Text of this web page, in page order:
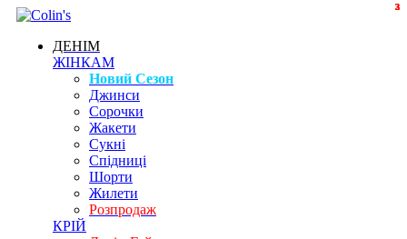
ДЕНІМ
ЖІНКАМ
Новий Сезон
Джинси
Сорочки
Жакети
Сукні
Спідниці
Шорти
Жилети
Розпродаж
КРІЙ
3
2
3
3